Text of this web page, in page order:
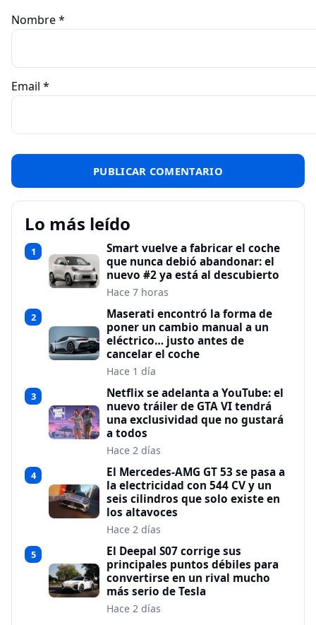
Nombre*
Email *
Lo más leído
1
Smart vuelve a fabricar el coche
que nunca debió abandonar: el
nuevo #2 ya está al descubierto
Hace 7 horas
2
Maserati encontró la forma de
poner un cambio manual a un
eléctrico… justo antes de
cancelar el coche
Hace 1 día
3
Netflix se adelanta a YouTube: el
nuevo tráiler de GTA VI tendrá
una exclusividad que no gustará
a todos
Hace 2 días
4
El Mercedes-AMG GT 53 se pasa a
la electricidad con 544 CV y un
seis cilindros que solo existe en
los altavoces
Hace 2 días
5
El Deepal S07 corrige sus
principales puntos débiles para
convertirse en un rival mucho
más serio de Tesla
Hace 2 días